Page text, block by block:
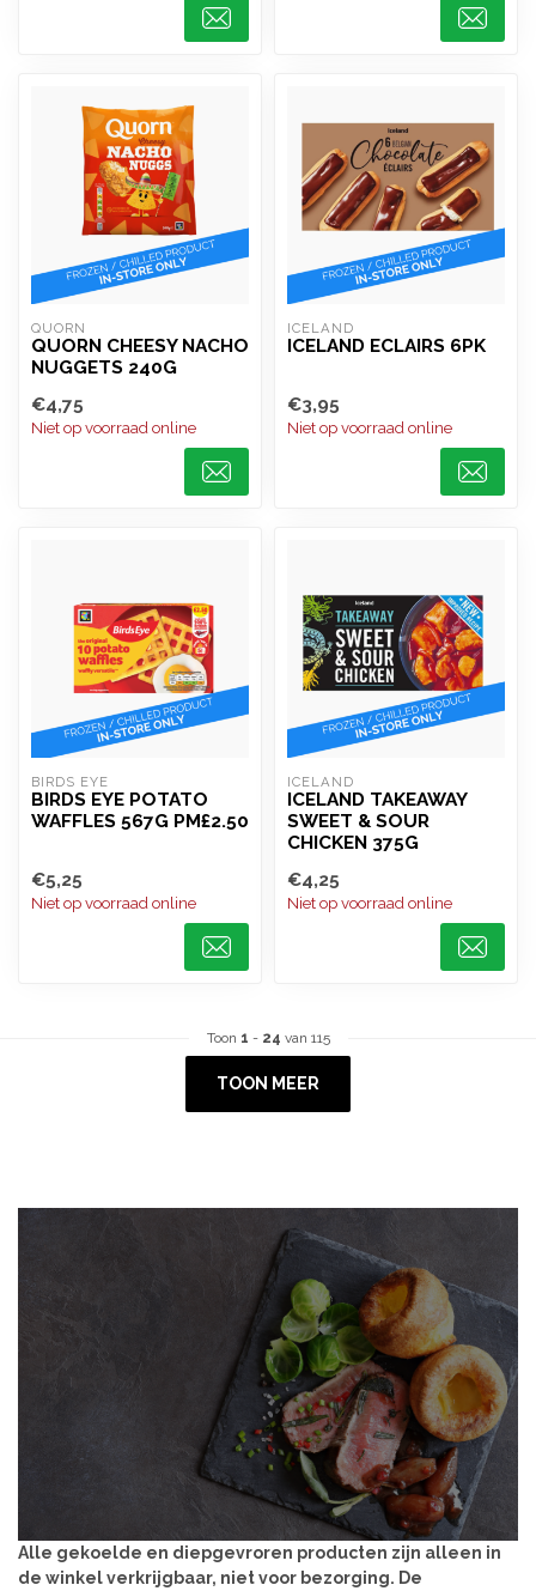
QUORN
QUORN CHEESY NACHO
NUGGETS 240G
€4,75
Niet op voorraad online
ICELAND
ICELAND ECLAIRS 6PK
€3,95
Niet op voorraad online
BIRDS EYE
BIRDS EYE POTATO
WAFFLES 567G PM£2.50
€5,25
Niet op voorraad online
ICELAND
ICELAND TAKEAWAY
SWEET & SOUR
CHICKEN 375G
€4,25
Niet op voorraad online
Toon 1 - 24 van 115
TOON MEER
Alle gekoelde en diepgevroren producten zijn alleen in
de winkel verkrijgbaar, niet voor bezorging. De